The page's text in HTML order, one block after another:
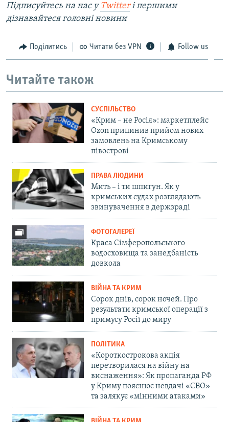
Підписуйтесь на наc у Twitterі першими
дізнавайтеся головні новини
Поділитись Читати без VPN Follow us
Читайте також
СУСПІЛЬСТВО
«Крим – не Росія»: маркетплейс
Ozon припинив прийом нових
замовлень на Кримському
півострові
ПРАВА ЛЮДИНИ
Мить – і ти шпигун. Як у
кримських судах розглядають
звинувачення в держзраді
ФОТОГАЛЕРЕЇ
Краса Сімферопольського
водосховища та занедбаність
довкола
ВІЙНА ТА КРИМ
Сорок днів, сорок ночей. Про
результати кримської операції з
примусу Росії до миру
ПОЛІТИКА
«Короткострокова акція
перетворилася на війну на
виснаження»: Як пропаганда РФ
у Криму пояснює невдачі «СВО»
та залякує «мінними атаками»